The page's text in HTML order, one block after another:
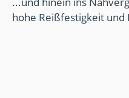
hohe Reißfestigkeit und